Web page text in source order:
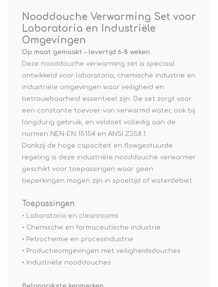
Nooddouche Verwarming Set voor
Laboratoria en Industriële
Omgevingen
Op maat gemaakt – levertijd 6-8 weken
Deze nooddouche verwarming set is speciaal
ontwikkeld voor laboratoria, chemische industrie en
industriële omgevingen waar veiligheid en
betrouwbaarheid essentieel zijn. De set zorgt voor
een constante toevoer van verwarmd water, ook bij
langdurig gebruik, en voldoet volledig aan de
normen NEN-EN 15154 en ANSI Z358.1.
Dankzij de hoge capaciteit en flowgestuurde
regeling is deze industriële nooddouche verwarmer
geschikt voor toepassingen waar geen
beperkingen mogen zijn in spoeltijd of waterdebiet.
Toepassingen
• Laboratoria en cleanrooms
• Chemische en farmaceutische industrie
• Petrochemie en procesindustrie
• Productieomgevingen met veiligheidsdouches
• Industriële nooddouches